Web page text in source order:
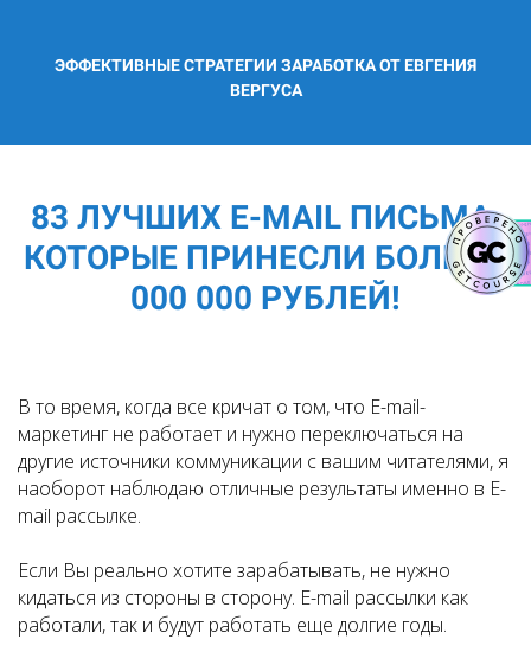
ЭФФЕКТИВНЫЕ СТРАТЕГИИ ЗАРАБОТКА ОТ ЕВГЕНИЯ
ВЕРГУСА
83 ЛУЧШИХ E-MAIL ПИСЬМА,
КОТОРЫЕ ПРИНЕСЛИ БОЛЕЕ 7
000 000 РУБЛЕЙ!
В то время, когда все кричат о том, что E-mail-
маркетинг не работает и нужно переключаться на
другие источники коммуникации с вашим читателями, я
наоборот наблюдаю отличные результаты именно в E-
mail рассылке.
Если Вы реально хотите зарабатывать, не нужно
кидаться из стороны в сторону. Е-mail рассылки как
работали, так и будут работать еще долгие годы.